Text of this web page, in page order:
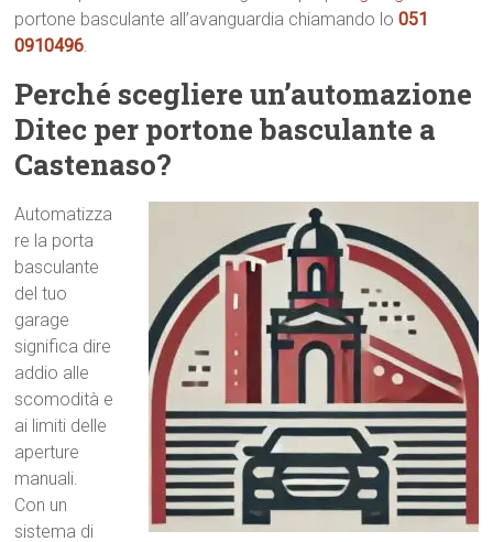
portone basculante all’avanguardia chiamando lo051
0910496.
Perché scegliere un’automazione
Ditec per portone basculante a
Castenaso?
Automatizza
re la porta
basculante
del tuo
garage
significa dire
addio alle
scomodità e
ai limiti delle
aperture
manuali.
Con un
sistema di